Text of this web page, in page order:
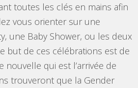
toutes les clés en mains afin
vous orienter sur une
une Baby Shower, ou les deux
but de ces célébrations est de
nouvelle qui est l’arrivée de
trouveront que la Gender